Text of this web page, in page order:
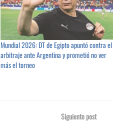
Mundial 2026: DT de Egipto apuntó contra el
arbitraje ante Argentina y prometió no ver
más el torneo
Siguiente post